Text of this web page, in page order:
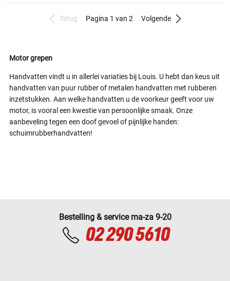
Terug Pagina 1 van 2 Volgende
Motor grepen
Handvatten vindt u in allerlei variaties bij Louis. U hebt dan keus uit
handvatten van puur rubber of metalen handvatten met rubberen
inzetstukken. Aan welke handvatten u de voorkeur geeft voor uw
motor, is vooral een kwestie van persoonlijke smaak. Onze
aanbeveling tegen een doof gevoel of pijnlijke handen:
schuimrubberhandvatten!
Bestelling & service ma-za 9-20
02 290 5610